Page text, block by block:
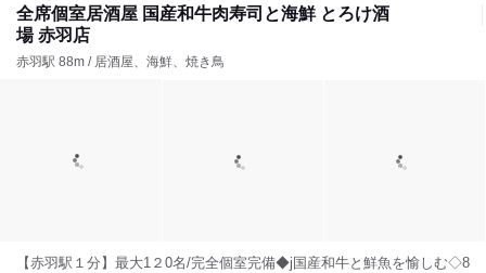
全席個室居酒屋 国産和牛肉寿司と海鮮 とろけ酒
場 赤羽店
赤羽駅 88m / 居酒屋、海鮮、焼き鳥
【赤羽駅１分】最大1２0名/完全個室完備◆j国産和牛と鮮魚を愉しむ◇8